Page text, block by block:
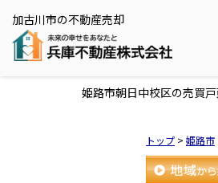
加古川市の不動産売却
姫路市朝日中校区の売買
トップ > 姫路市